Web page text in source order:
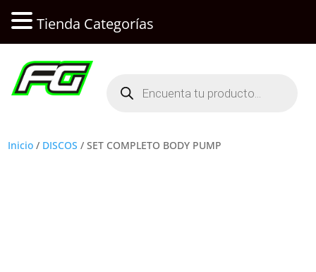
productos
Inicio / DISCOS / SET COMPLETO BODY PUMP
Tienda Categorías